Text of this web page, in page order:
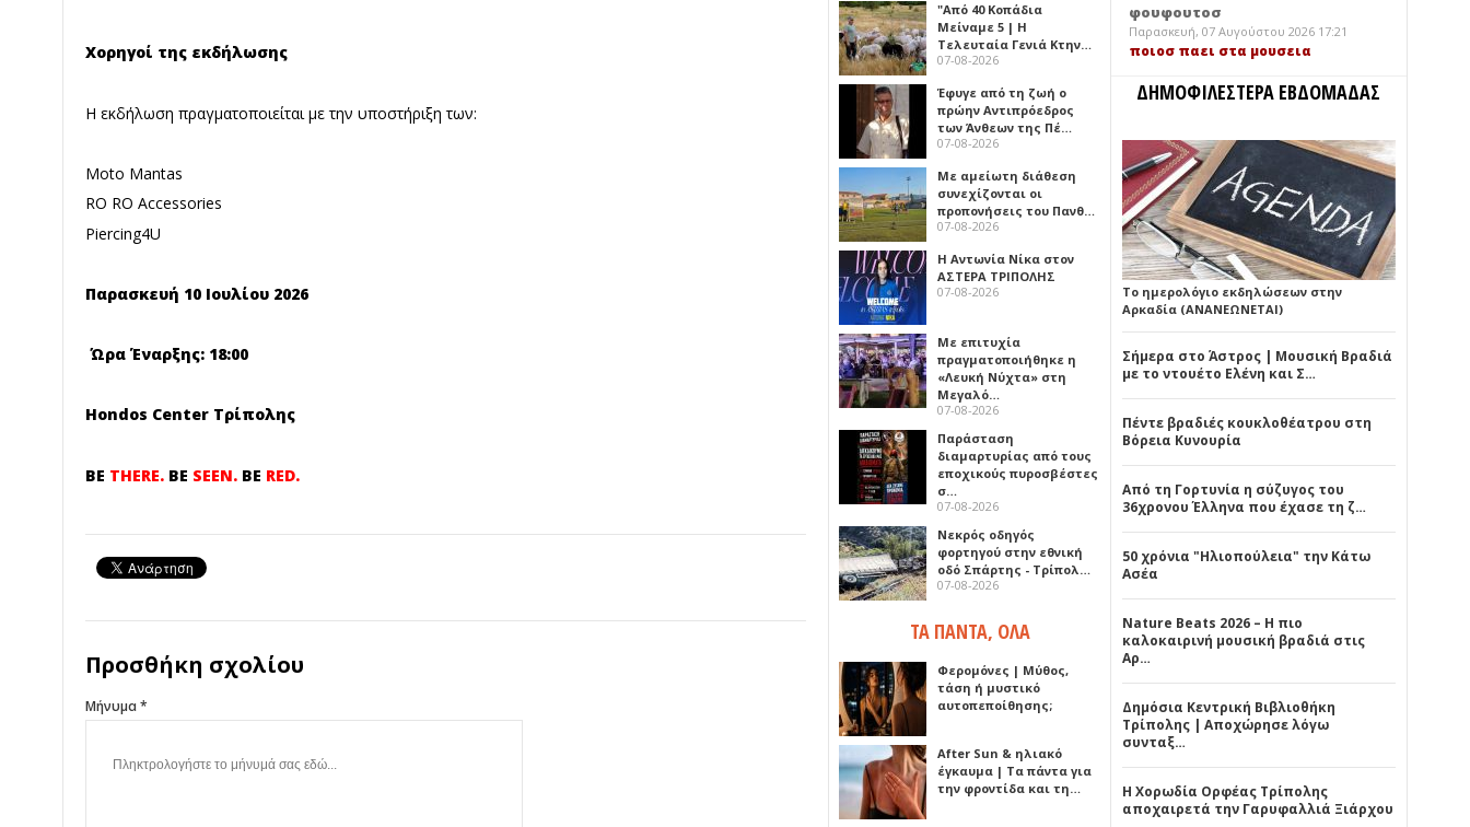
Χορηγοί της εκδήλωσης
Η εκδήλωση πραγματοποιείται με την υποστήριξη των:
Moto Mantas
RO RO Accessories
Piercing4U
Παρασκευή 10 Ιουλίου 2026
Ώρα Έναρξης: 18:00
Hondos Center Τρίπολης
BE THERE. BE SEEN. BE RED.
Προσθήκη σχολίου
Μήνυμα *
"Από 40 Κοπάδια
Μείναμε 5 | Η
Τελευταία Γενιά Κτην…
07-08-2026
Έφυγε από τη ζωή ο
πρώην Αντιπρόεδρος
των Άνθεων της Πέ…
07-08-2026
Με αμείωτη διάθεση
συνεχίζονται οι
προπονήσεις του Πανθ…
07-08-2026
Η Αντωνία Νίκα στον
ΑΣΤΕΡΑ ΤΡΙΠΟΛΗΣ
07-08-2026
Με επιτυχία
πραγματοποιήθηκε η
«Λευκή Νύχτα» στη
Μεγαλό…
07-08-2026
Παράσταση
διαμαρτυρίας από τους
εποχικούς πυροσβέστες
σ…
07-08-2026
Νεκρός οδηγός
φορτηγού στην εθνική
οδό Σπάρτης - Τρίπολ…
07-08-2026
ΤΑ ΠΑΝΤΑ, ΟΛΑ
Φερομόνες | Μύθος,
τάση ή μυστικό
αυτοπεποίθησης;
After Sun & ηλιακό
έγκαυμα | Τα πάντα για
την φροντίδα και τη…
φουφουτοσ
Παρασκευή, 07 Αυγούστου 2026 17:21
ποιοσ παει στα μουσεια
ΔΗΜΟΦΙΛΕΣΤΕΡΑ ΕΒΔΟΜΑΔΑΣ
Το ημερολόγιο εκδηλώσεων στην
Αρκαδία (ΑΝΑΝΕΩΝΕΤΑΙ)
Σήμερα στο Άστρος | Μουσική Βραδιά
με το ντουέτο Ελένη και Σ…
Πέντε βραδιές κουκλοθέατρου στη
Βόρεια Κυνουρία
Από τη Γορτυνία η σύζυγος του
36χρονου Έλληνα που έχασε τη ζ…
50 χρόνια "Ηλιοπούλεια" την Κάτω
Ασέα
Nature Beats 2026 – Η πιο
καλοκαιρινή μουσική βραδιά στις
Αρ…
Δημόσια Κεντρική Βιβλιοθήκη
Τρίπολης | Αποχώρησε λόγω
συνταξ…
Η Χορωδία Ορφέας Τρίπολης
αποχαιρετά την Γαρυφαλλιά Ξιάρχου